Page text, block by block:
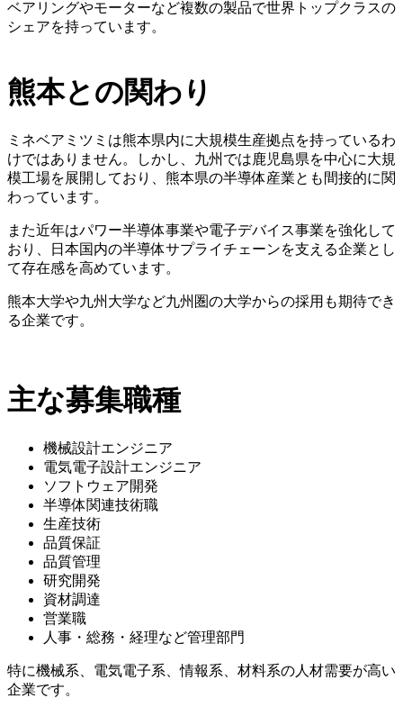
ベアリングやモーターなど複数の製品で世界トップクラスの
シェアを持っています。
熊本との関わり
ミネベアミツミは熊本県内に大規模生産拠点を持っているわ
けではありません。しかし、九州では鹿児島県を中心に大規
模工場を展開しており、熊本県の半導体産業とも間接的に関
わっています。
また近年はパワー半導体事業や電子デバイス事業を強化して
おり、日本国内の半導体サプライチェーンを支える企業とし
て存在感を高めています。
熊本大学や九州大学など九州圏の大学からの採用も期待でき
る企業です。
主な募集職種
機械設計エンジニア
電気電子設計エンジニア
ソフトウェア開発
半導体関連技術職
生産技術
品質保証
品質管理
研究開発
資材調達
営業職
人事・総務・経理など管理部門
特に機械系、電気電子系、情報系、材料系の人材需要が高い
企業です。